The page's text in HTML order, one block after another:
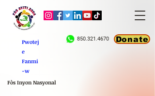
Pwotej
e
Fanmi
-w
850.321.4670 Donate
Fòs Inyon Nasyonal